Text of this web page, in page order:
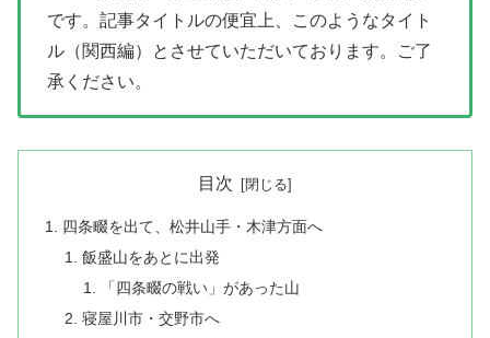
です。記事タイトルの便宜上、このようなタイト
ル（関西編）とさせていただいております。ご了
承ください。
目次
四条畷を出て、松井山手・木津方面へ
飯盛山をあとに出発
「四条畷の戦い」があった山
寝屋川市・交野市へ